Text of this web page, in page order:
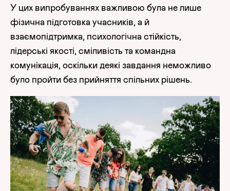
У цих випробуваннях важливою була не лише
фізична підготовка учасників, а й
взаємопідтримка, психологічна стійкість,
лідерські якості, сміливість та командна
комунікація, оскільки деякі завдання неможливо
було пройти без прийняття спільних рішень.